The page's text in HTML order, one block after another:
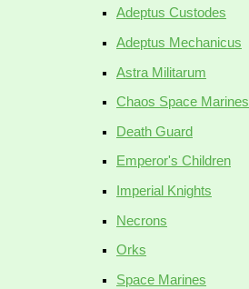
Adeptus Custodes
Adeptus Mechanicus
Astra Militarum
Chaos Space Marines
Death Guard
Emperor's Children
Imperial Knights
Necrons
Orks
Space Marines